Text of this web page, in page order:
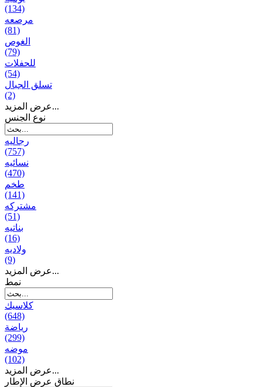
(134)
مرصعه
(81)
الغوص
(79)
للحفلات
(54)
تسلق الجبال
(2)
عرض المزيد...
نوع الجنس
رجالیه
(757)
نسائیه
(470)
طخم
(141)
مشتركه
(51)
بناتیه
(16)
ولادیه
(9)
عرض المزيد...
نمط
كلاسيك
(648)
رياضة
(299)
موضه
(102)
عرض المزيد...
نطاق عرض الإطار